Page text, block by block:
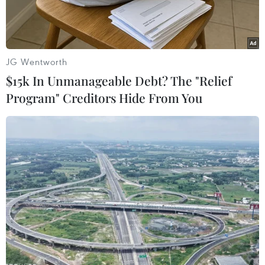
Tổng thống Mahmoud Abbas. (Nguồn: AFP/TTXVN)
Tổng thống Palestine Mahmoud Abbas ngày
12/3 cho biết trong cuộc điện đàm giữa ông và
Tổng thống Mỹ Donald Trump mới đây, nhà
lãnh đạo Mỹ đã khẳng định cam kết đối với tiến
trình hòa bình giữa Israel và Palestine.
JG Wentworth
$15k In Unmanageable Debt? The "Relief
Program" Creditors Hide From You